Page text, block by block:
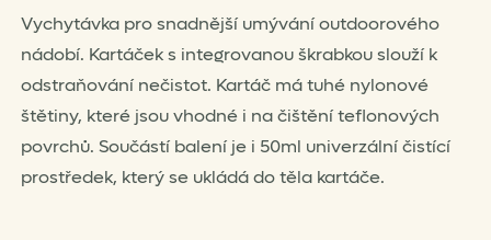
Vychytávka pro snadnější umývání outdoorového
nádobí. Kartáček s integrovanou škrabkou slouží k
odstraňování nečistot. Kartáč má tuhé nylonové
štětiny, které jsou vhodné i na čištění teflonových
povrchů. Součástí balení je i 50ml univerzální čistící
prostředek, který se ukládá do těla kartáče.
and
Soap
množství